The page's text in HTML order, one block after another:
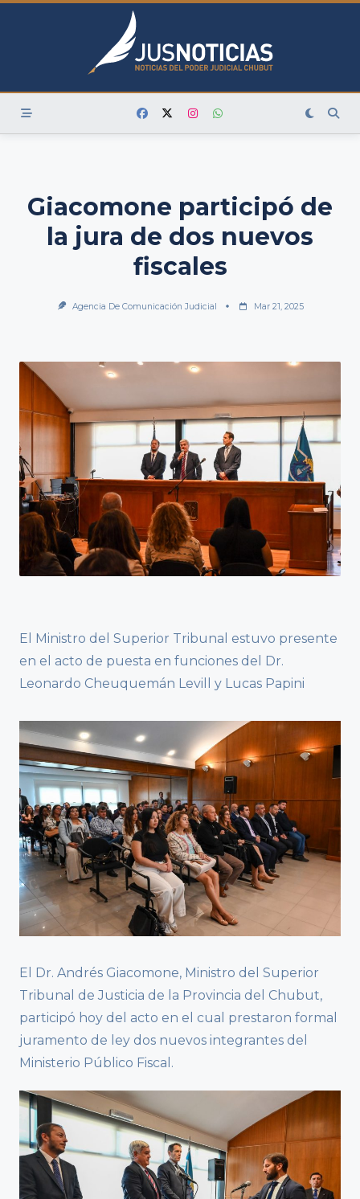
Skip
Giacomone participó de
la jura de dos nuevos
fiscales
Agencia De Comunicación Judicial Mar 21, 2025
El Ministro del Superior Tribunal estuvo presente
en el acto de puesta en funciones del Dr.
Leonardo Cheuquemán Levill y Lucas Papini
El Dr. Andrés Giacomone, Ministro del Superior
Tribunal de Justicia de la Provincia del Chubut,
participó hoy del acto en el cual prestaron formal
juramento de ley dos nuevos integrantes del
Ministerio Público Fiscal.